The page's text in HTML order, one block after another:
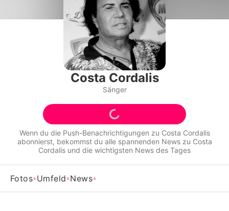
Lifestyle
Familie & Liebe
Promiflash Exklusiv
Alle Themen auf Promiflash
Jobs
App runterladen
Team
Impressum
Costa Cordalis
Sänger
Wenn du die Push-Benachrichtigungen zu Costa Cordalis
abonnierst, bekommst du alle spannenden News zu Costa
Cordalis und die wichtigsten News des Tages
Fotos Umfeld News